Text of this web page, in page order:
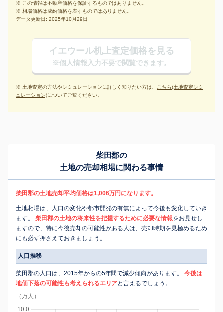
※ この情報は不動産価格を保証するものではありません。
※ 相場価格は成約価格を表すものではありません。
データ更新日: 2025年10月29日
イエウール机上査定価格を見る
※個人情報入力不要で閲覧できます。
※ 土地査定の方法やシミュレーションに詳しく知りたい方は、 こちら(土地査定シミ
ュレーション)についてご覧ください。
柴田郡の
土地の売却相場に関わる事情
柴田郡の土地売却平均価格は1,006万円になります。
土地相場は、人口の変化や都市開発の有無によって今後も変化していき
ます。
柴田郡の土地の将来性を把握するために必要な情報をお見せし
ますので、特に今後売却の可能性がある人は、売却時期を見極めるため
にも必ず押さえておきましょう。
人口推移
柴田郡の人口は、2015年からの5年間で減少傾向があります。
今後は
地価下落の可能性も考えられるエリアと言えるでしょう。
（万人）